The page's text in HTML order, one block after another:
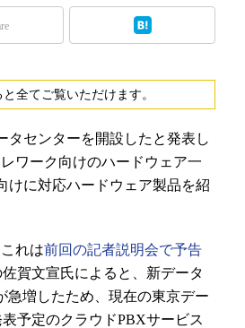
Test & Tools
と全てご覧いただけます。
タセンターを開設したと発表し
ワーク向けのハードウェア一
けに対応ハードウェア製品を紹
れは前回の記者説明会で予告
賀文宣氏によると、新データ
急増したため、現在の東京デー
予定のクラウドPBXサービス